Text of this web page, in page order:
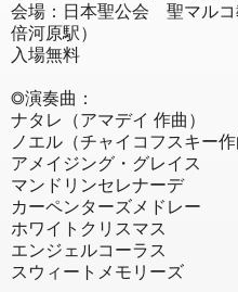
会場：日本聖公会 聖マル
倍河原駅）
入場無料
◎演奏曲：
ナタレ（アマデイ 作曲）
ノエル（チャイコフスキー作
アメイジング・グレイス
マンドリンセレ
カーペンターズメドレー
ホワイトクリスマス
エンジェルコーラス
スウィートメモリーズ